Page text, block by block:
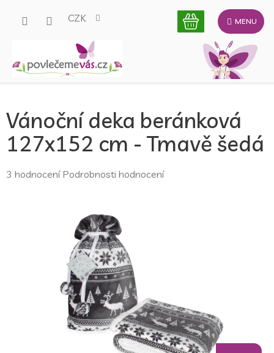
CZK
Vánoční deka beránková
127x152 cm - Tmavě šedá
Průměrné
3 hodnocení Podrobnosti hodnocení